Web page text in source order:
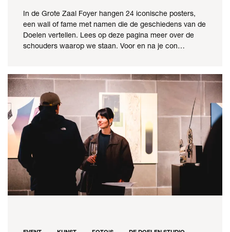
In de Grote Zaal Foyer hangen 24 iconische posters,
een wall of fame met namen die de geschiedens van de
Doelen vertellen. Lees op deze pagina meer over de
schouders waarop we staan. Voor en na je con…